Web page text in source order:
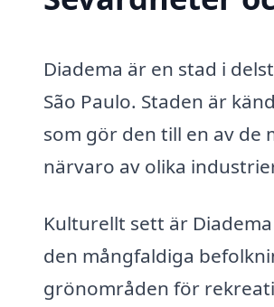
Diadema är en stad i
São Paulo. Staden är
som gör den till en av de
närvaro av olika
Kulturellt sett är
den mångfaldiga
grönområden för